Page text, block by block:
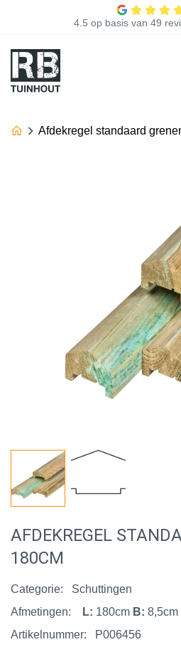
4.5 op basis van 49
Afdekregel standaard
AFDEKREGEL
180CM
Categorie:
Schuttingen
Afmetingen:
L: 180cm B: 8,5cm
Artikelnummer:
P006456